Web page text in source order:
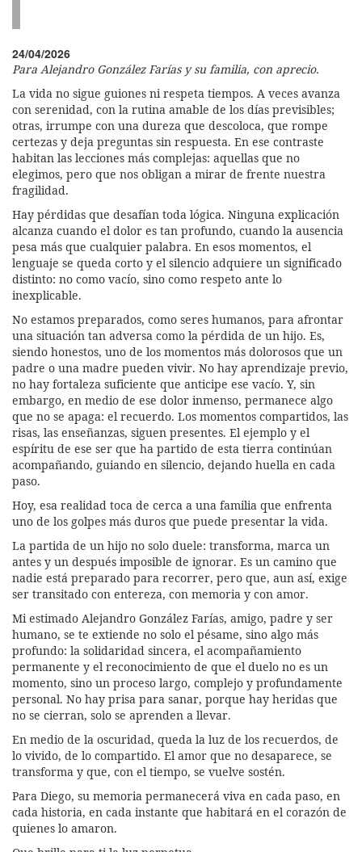
24/04/2026
Para Alejandro González Farías y su familia, con aprecio.
La vida no sigue guiones ni respeta tiempos. A veces avanza
con serenidad, con la rutina amable de los días previsibles;
otras, irrumpe con una dureza que descoloca, que rompe
certezas y deja preguntas sin respuesta. En ese contraste
habitan las lecciones más complejas: aquellas que no
elegimos, pero que nos obligan a mirar de frente nuestra
fragilidad.
Hay pérdidas que desafían toda lógica. Ninguna explicación
alcanza cuando el dolor es tan profundo, cuando la ausencia
pesa más que cualquier palabra. En esos momentos, el
lenguaje se queda corto y el silencio adquiere un significado
distinto: no como vacío, sino como respeto ante lo
inexplicable.
No estamos preparados, como seres humanos, para afrontar
una situación tan adversa como la pérdida de un hijo. Es,
siendo honestos, uno de los momentos más dolorosos que un
padre o una madre pueden vivir. No hay aprendizaje previo,
no hay fortaleza suficiente que anticipe ese vacío. Y, sin
embargo, en medio de ese dolor inmenso, permanece algo
que no se apaga: el recuerdo. Los momentos compartidos, las
risas, las enseñanzas, siguen presentes. El ejemplo y el
espíritu de ese ser que ha partido de esta tierra continúan
acompañando, guiando en silencio, dejando huella en cada
paso.
Hoy, esa realidad toca de cerca a una familia que enfrenta
uno de los golpes más duros que puede presentar la vida.
La partida de un hijo no solo duele: transforma, marca un
antes y un después imposible de ignorar. Es un camino que
nadie está preparado para recorrer, pero que, aun así, exige
ser transitado con entereza, con memoria y con amor.
Mi estimado Alejandro González Farías, amigo, padre y ser
humano, se te extiende no solo el pésame, sino algo más
profundo: la solidaridad sincera, el acompañamiento
permanente y el reconocimiento de que el duelo no es un
momento, sino un proceso largo, complejo y profundamente
personal. No hay prisa para sanar, porque hay heridas que
no se cierran, solo se aprenden a llevar.
En medio de la oscuridad, queda la luz de los recuerdos, de
lo vivido, de lo compartido. El amor que no desaparece, se
transforma y que, con el tiempo, se vuelve sostén.
Para Diego, su memoria permanecerá viva en cada paso, en
cada historia, en cada instante que habitará en el corazón de
quienes lo amaron.